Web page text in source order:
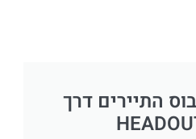
התיירים דרך